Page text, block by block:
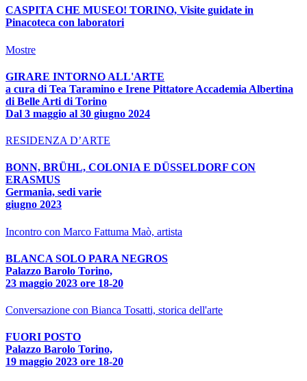
CASPITA CHE MUSEO! TORINO, Visite guidate in
Pinacoteca con laboratori
Mostre
GIRARE INTORNO ALL'ARTE
a cura di Tea Taramino e Irene Pittatore Accademia Albertina
di Belle Arti di Torino
Dal 3 maggio al 30 giugno 2024
RESIDENZA D’ARTE
BONN, BRÜHL, COLONIA E DÜSSELDORF CON
ERASMUS
Germania, sedi varie
giugno 2023
Incontro con Marco Fattuma Maò, artista
BLANCA SOLO PARA NEGROS
Palazzo Barolo Torino,
23 maggio 2023 ore 18-20
Conversazione con Bianca Tosatti, storica dell'arte
FUORI POSTO
Palazzo Barolo Torino,
19 maggio 2023 ore 18-20